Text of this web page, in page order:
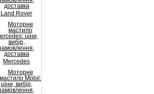
Land Rover
Mercedes